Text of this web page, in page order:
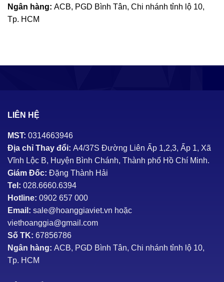
Ngân hàng: ACB, PGD Bình Tân, Chi nhánh tỉnh lộ 10,
Tp. HCM
LIÊN HỆ
MST: 0314663946
Địa chỉ Thay đổi: A4/37S Đường Liên Ấp 1,2,3, Ấp 1, Xã
Vĩnh Lộc B, Huyện Bình Chánh, Thành phố Hồ Chí Minh.
Giám Đốc: Đặng Thành Hải
Tel: 028.6660.6394
Hotline: 0902 657 000
Email: sale@hoanggiaviet.vn hoặc
viethoanggia@gmail.com
Số TK: 67856786
Ngân hàng: ACB, PGD Bình Tân, Chi nhánh tỉnh lộ 10,
Tp. HCM